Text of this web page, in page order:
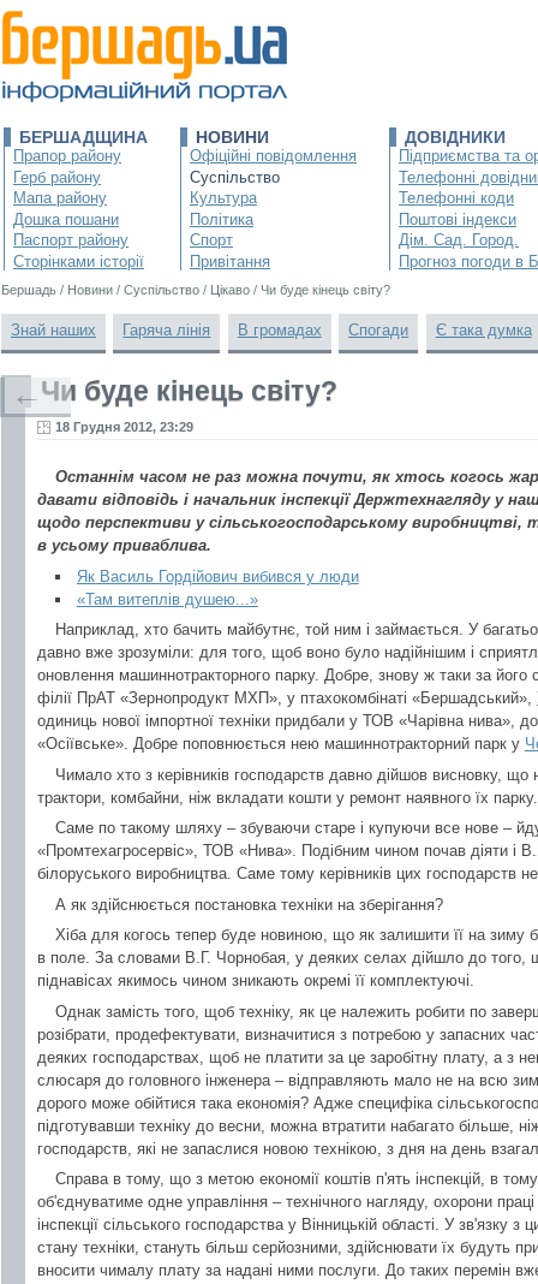
БЕРШАДЩИНА
Прапор району
Герб району
Мапа району
Дошка пошани
Паспорт району
Сторінками історії
НОВИНИ
Офіційні повідомлення
Суспільство
Культура
Політика
Спорт
Привітання
ДОВІДНИКИ
Підприємства та
Телефонні
Телефонні коди
Поштові індекси
Дім. Сад. Город.
Прогноз погоди в
Бершадь / Новини / Суспільство / Цікаво / Чи буде кінець світу?
Знай наших Гаряча лінія В громадах Спогади Є така думка
Чи буде кінець світу?
18 Грудня 2012, 23:29
Останнім часом не раз можна почути, як хтось когось
давати відповідь і начальник інспекції Держтехнагляду у
щодо перспективи у сільськогосподарському виробництві,
в усьому приваблива.
Як Василь Гордійович вибився у люди
«Там витеплів душею...»
Наприклад, хто бачить майбутнє, той ним і займається. У
давно вже зрозуміли: для того, щоб воно було надійнішим і
оновлення машиннотракторного парку. Добре, знову ж таки за його
філії ПрАТ «Зернопродукт МХП», у птахокомбінаті «Бершадський»,
одиниць нової імпортної техніки придбали у ТОВ «Чарівна нива»,
«Осіївське». Добре поповнюється нею машиннотракторний парк у
Чимало хто з керівників господарств давно дійшов висновку, що
трактори, комбайни, ніж вкладати кошти у ремонт наявного їх парку.
Саме по такому шляху – збуваючи старе і купуючи все нове –
«Промтехагросервіс», ТОВ «Нива». Подібним чином почав діяти і
білоруського виробництва. Саме тому керівників цих господарств
А як здійснюється постановка техніки на зберігання?
Хіба для когось тепер буде новиною, що як залишити її на зиму
в поле. За словами В.Г. Чорнобая, у деяких селах дійшло до того,
піднавісах якимось чином зникають окремі її комплектуючі.
Однак замість того, щоб техніку, як це належить робити по
розібрати, продефектувати, визначитися з потребою у запасних
деяких господарствах, щоб не платити за це заробітну плату, а з
слюсаря до головного інженера – відправляють мало не на всю
дорого може обійтися така економія? Адже специфіка
підготувавши техніку до весни, можна втратити набагато більше,
господарств, які не запаслися новою технікою, з дня на день
Справа в тому, що з метою економії коштів п'ять інспекцій, в
об'єднуватиме одне управління – технічного нагляду, охорони
інспекції сільського господарства у Вінницькій області. У зв'язку з
стану техніки, стануть більш серйозними, здійснювати їх будуть
вносити чималу плату за надані ними послуги. До таких перемін
←